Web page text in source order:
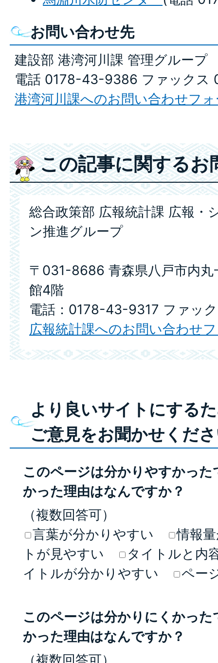
お問い合わせ先
建設部 港湾河川課 管理グループ
電話 0178-43-9386 ファック
港湾河川課へのお問い合わせフ
この記事に関するお
総合政策部 広報統計課 広報・
ン推進グループ
〒031-8686 青森県八戸市内丸
館4階
電話：0178-43-9317 ファッ
広報統計課へのお問い合わせ
より良いサイトにする
ご意見をお聞かせくだ
このページは分かりやすかっ
かった理由はなんですか？
（複数回答可）
言葉が分かりやすい
情報
トが見やすい
タイトルと内
イトルが分かりやすい
ペー
このページは分かりにくかっ
かった理由はなんですか？
（複数回答可）